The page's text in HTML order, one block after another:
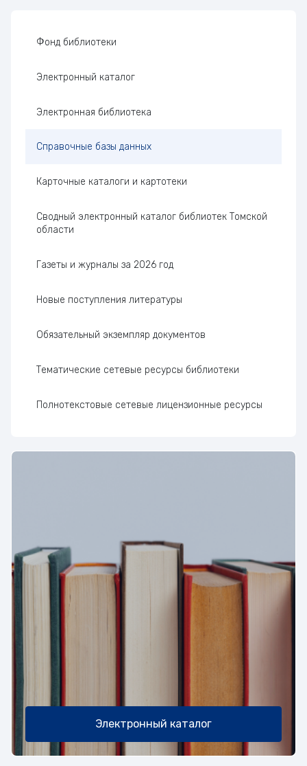
Фонд библиотеки
Электронный каталог
Электронная библиотека
Справочные базы данных
Карточные каталоги и картотеки
Сводный электронный каталог библиотек Томской
области
Газеты и журналы за 2026 год
Новые поступления литературы
Обязательный экземпляр документов
Тематические сетевые ресурсы библиотеки
Полнотекстовые сетевые лицензионные ресурсы
Электронный каталог